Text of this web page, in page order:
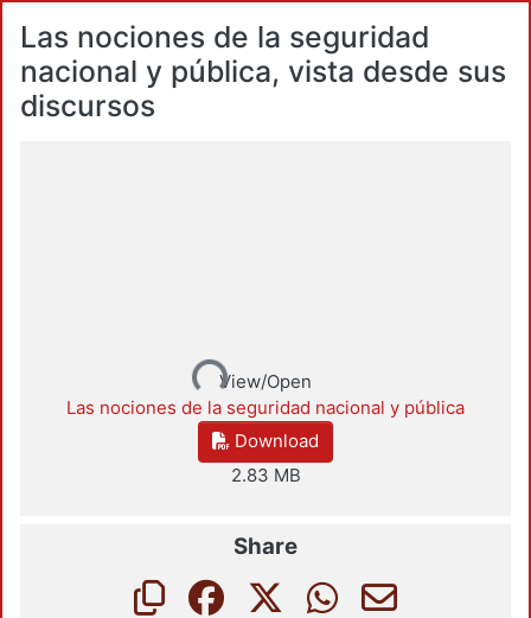
Las nociones de la seguridad
nacional y pública, vista desde sus
discursos
Loading...View/Open
Las nociones de la seguridad nacional y pública
Download
2.83 MB
Share